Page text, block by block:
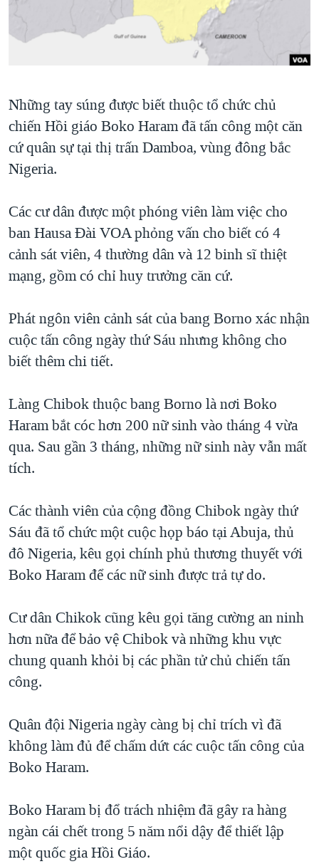
NGƯỜI VIỆT HẢI NGOẠI
ĐỜI SỐNG
SỨC KHOẺ
VĂN HOÁ
THỂ THAO
HÀNH TRÌNH BẦU CỬ 2024
MỘT NĂM CHIẾN TRANH TẠI DẢI GAZA
NGÀY TỊ NẠN THẾ GIỚI
TRỊNH VĨNH BÌNH - NGƯỜI HẠ 'BÊN THẮNG CUỘC'
GROUND ZERO – XƯA VÀ NAY
CÁC GIÁ TRỊ CỘNG HÒA Ở VIỆT NAM
THƯỢNG ĐỈNH TRUMP-KIM TẠI VIỆT NAM
TRỊNH VĨNH BÌNH VS. CHÍNH PHỦ VIỆT NAM
NGƯ DÂN VIỆT VÀ LÀN SÓNG TRỘM HẢI SÂM
BÊN KIA QUỐC LỘ: TIẾNG VỌNG TỪ NÔNG THÔN MỸ
QUAN HỆ VIỆT MỸ
NGHE
Ngôn ngữ khác
Những tay súng được biết thuộc tổ chức chủ
chiến Hồi giáo Boko Haram đã tấn công một căn
cứ quân sự tại thị trấn Damboa, vùng đông bắc
Nigeria.
Các cư dân được một phóng viên làm việc cho
ban Hausa Đài VOA phỏng vấn cho biết có 4
cảnh sát viên, 4 thường dân và 12 binh sĩ thiệt
mạng, gồm có chỉ huy trưởng căn cứ.
Phát ngôn viên cảnh sát của bang Borno xác nhận
cuộc tấn công ngày thứ Sáu nhưng không cho
biết thêm chi tiết.
Làng Chibok thuộc bang Borno là nơi Boko
Haram bắt cóc hơn 200 nữ sinh vào tháng 4 vừa
qua. Sau gần 3 tháng, những nữ sinh này vẫn mất
tích.
Các thành viên của cộng đồng Chibok ngày thứ
Sáu đã tổ chức một cuộc họp báo tại Abuja, thủ
đô Nigeria, kêu gọi chính phủ thương thuyết với
Boko Haram để các nữ sinh được trả tự do.
Cư dân Chikok cũng kêu gọi tăng cường an ninh
hơn nữa để bảo vệ Chibok và những khu vực
chung quanh khỏi bị các phần tử chủ chiến tấn
công.
Quân đội Nigeria ngày càng bị chỉ trích vì đã
không làm đủ để chấm dứt các cuộc tấn công của
Boko Haram.
Boko Haram bị đổ trách nhiệm đã gây ra hàng
ngàn cái chết trong 5 năm nổi dậy để thiết lập
một quốc gia Hồi Giáo.